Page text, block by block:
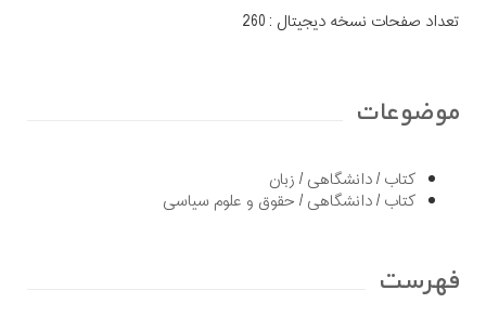
تعداد صفحات نسخه دیجیتال : 260
موضوعات
کتاب/دانشگاهی/زبان
کتاب/دانشگاهی/حقوق و علوم سیاسی
فهرست